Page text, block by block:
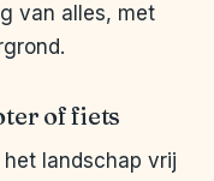
van alles, met
of fiets
landschap vrij